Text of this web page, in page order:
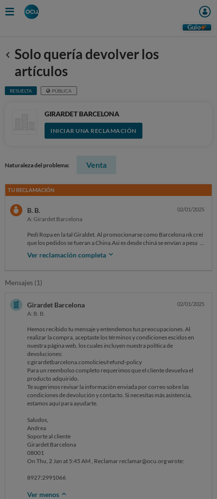
Guio
Anterior
Solo quería devolver los
artículos
RESUELTA PÚBLICA
GIRARDET BARCELONA
INICIAR UNA RECLAMACIÓN
Naturaleza del problema: Venta
TU RECLAMACIÓN
B. B.
A: Girardet Barcelona
02/01/2025
Pedí Ropa en la tal Giraldet. Al promocionarse como Barcelona nk creí
que los pedidos se fueran a China.Asi es desde chiná se envían a pesar
de que la publicidad engañosa de ellos te hace creer que compras en
Barcelona.. incierto claro.las tallas son tres veces menos.osea uso la lL
dirección chiná donde enviar porsupueato pagando tu el
Ver reclamación completa
Mensajes (1)
Girardet Barcelona
A: B. B.
02/01/2025
Hemos recibido tu mensaje y entendemos tus preocupaciones. Al
realizar la compra, aceptaste los términos y condiciones escidos en
nuestra página web, los cuales incluyen nuestra política de
devoluciones:
s:girardetbarcelona.comolicies/refund-policy
Para un reembolso completo requerimos que el cliente devuelva el
producto adquirido.
Te sugerimos revisar la información enviada por correo sobre las
condiciones de devolución y contacto. Si necesitas más asistencia,
estamos aquí para ayudarte.
Saludos,
Andrea
Soporte al cliente
Girardet Barcelona
08001
On Thu, 2 Jan at 5:45 AM , Reclamar reclamar@ocu.org wrote: ‌‌‌‌‌‌‌‌‌‌‌‌‌‌‌‌‌‌‌‌‌‌‌‌‌‌‌‌‌‌‌‌‌‌‌‌‌‌‌‌‌‌‌‌‌‌‌‌‌‌‌‌‌‌‌‌‌‌‌‌
8927:2991066
Ver menos